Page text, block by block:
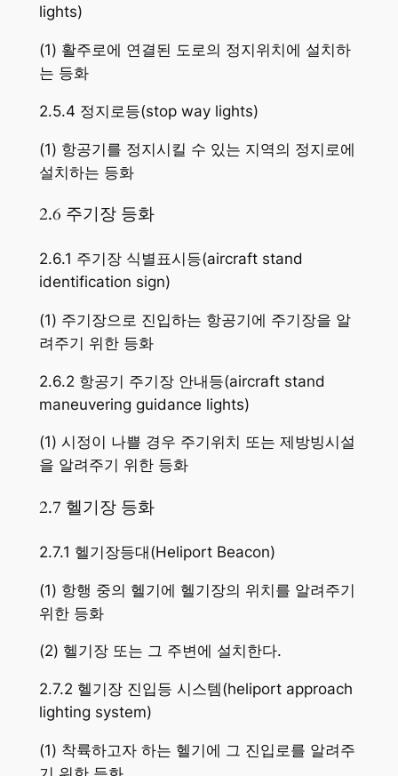
lights)
(1) 활주로에 연결된 도로의 정지위치에 설치하
는 등화
2.5.4 정지로등(stop way lights)
(1) 항공기를 정지시킬 수 있는 지역의 정지로에
설치하는 등화
2.6 주기장 등화
2.6.1 주기장 식별표시등(aircraft stand
identification sign)
(1) 주기장으로 진입하는 항공기에 주기장을 알
려주기 위한 등화
2.6.2 항공기 주기장 안내등(aircraft stand
maneuvering guidance lights)
(1) 시정이 나쁠 경우 주기위치 또는 제방빙시설
을 알려주기 위한 등화
2.7 헬기장 등화
2.7.1 헬기장등대(Heliport Beacon)
(1) 항행 중의 헬기에 헬기장의 위치를 알려주기
위한 등화
(2) 헬기장 또는 그 주변에 설치한다.
2.7.2 헬기장 진입등 시스템(heliport approach
lighting system)
(1) 착륙하고자 하는 헬기에 그 진입로를 알려주